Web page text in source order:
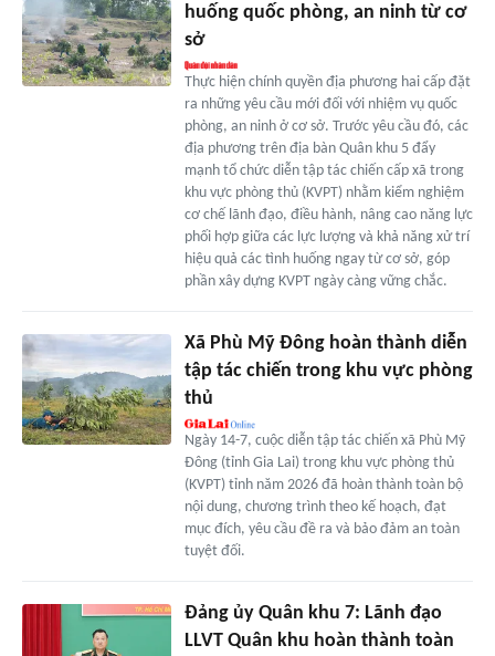
huống quốc phòng, an ninh từ cơ
sở
Thực hiện chính quyền địa phương hai cấp đặt
ra những yêu cầu mới đối với nhiệm vụ quốc
phòng, an ninh ở cơ sở. Trước yêu cầu đó, các
địa phương trên địa bàn Quân khu 5 đẩy
mạnh tổ chức diễn tập tác chiến cấp xã trong
khu vực phòng thủ (KVPT) nhằm kiểm nghiệm
cơ chế lãnh đạo, điều hành, nâng cao năng lực
phối hợp giữa các lực lượng và khả năng xử trí
hiệu quả các tình huống ngay từ cơ sở, góp
phần xây dựng KVPT ngày càng vững chắc.
Xã Phù Mỹ Đông hoàn thành diễn
tập tác chiến trong khu vực phòng
thủ
Ngày 14-7, cuộc diễn tập tác chiến xã Phù Mỹ
Đông (tỉnh Gia Lai) trong khu vực phòng thủ
(KVPT) tỉnh năm 2026 đã hoàn thành toàn bộ
nội dung, chương trình theo kế hoạch, đạt
mục đích, yêu cầu đề ra và bảo đảm an toàn
tuyệt đối.
Đảng ủy Quân khu 7: Lãnh đạo
LLVT Quân khu hoàn thành toàn